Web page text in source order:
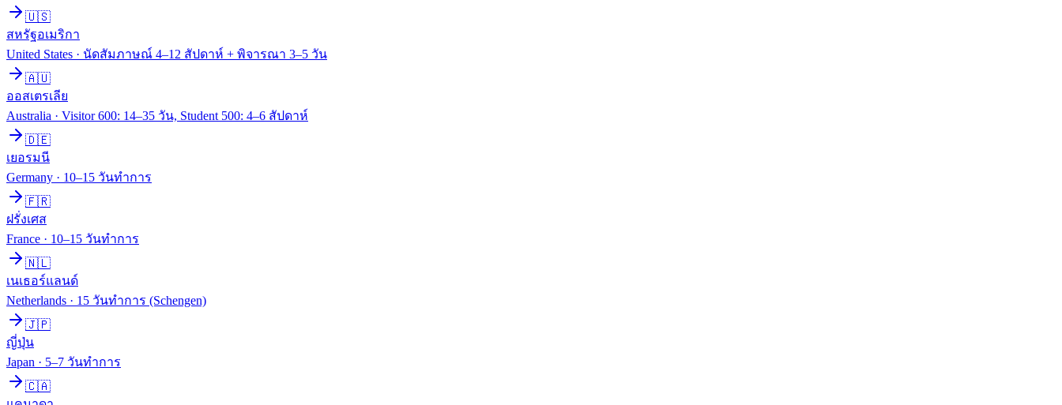
🇺🇸
สหรัฐอเมริกา
United States · นัดสัมภาษณ์ 4–12 สัปดาห์ + พิจารณา 3–5 วัน
🇦🇺
ออสเตรเลีย
Australia · Visitor 600: 14–35 วัน, Student 500: 4–6 สัปดาห์
🇩🇪
เยอรมนี
Germany · 10–15 วันทำการ
🇫🇷
ฝรั่งเศส
France · 10–15 วันทำการ
🇳🇱
เนเธอร์แลนด์
Netherlands · 15 วันทำการ (Schengen)
🇯🇵
ญี่ปุ่น
Japan · 5–7 วันทำการ
🇨🇦